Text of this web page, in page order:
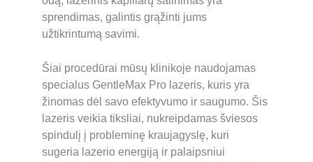
sprendimas, galintis grąžinti jums
užtikrintumą savimi.
Šiai procedūrai mūsų klinikoje naudojamas
specialus GentleMax Pro lazeris, kuris yra
žinomas dėl savo efektyvumo ir saugumo. Šis
lazeris veikia tiksliai, nukreipdamas šviesos
spindulį į probleminę kraujagyslę, kuri
sugeria lazerio energiją ir palaipsniui